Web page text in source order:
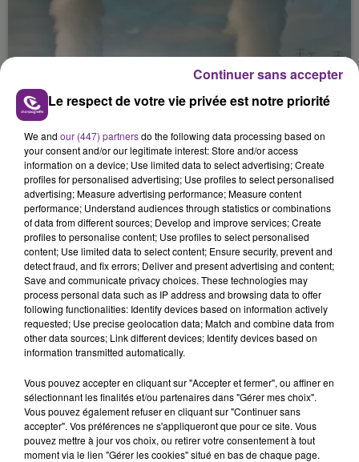
7 août 2026
LA CENTRALE NUCLÉAIRE DE CHOOZ
TOUJOURS À L'ARRÊT
Cela fait déjà une semaine que la centrale
nucléaire ardennaise est à l'arrêt. Une situation
justifiée par la sécheresse intense qui est toujours
présente.
7 août 2026
LE MAGASIN JOUÉCLUB DE REIMS FERME
SES PORTES
C'était l'une des institutions du centre-ville
rémois. Le magasin JouéClub est contraint de
fermer ses portes.
TITRES DIFFUSÉS
Le respect de votre vie privée est notre priorité
We and our (447) partnersdo the following data processing based on
your consent and/or our legitimate interest: Store and/or access
information on a device; Use limited data to select advertising; Create
profiles for personalised advertising; Use profiles to select personalised
advertising; Measure advertising performance; Measure content
performance; Understand audiences through statistics or combinations
of data from different sources; Develop and improve services; Create
profiles to personalise content; Use profiles to select personalised
content; Use limited data to select content; Ensure security, prevent and
detect fraud, and fix errors; Deliver and present advertising and content;
Save and communicate privacy choices. These technologies may
process personal data such as IP address and browsing data to offer
following functionalities: Identify devices based on information actively
requested; Use precise geolocation data; Match and combine data from
other data sources; Link different devices; Identify devices based on
information transmitted automatically.
Vous pouvez accepter en cliquant sur "Accepter et fermer", ou affiner en
sélectionnant les finalités et/ou partenaires dans "Gérer mes choix".
Vous pouvez également refuser en cliquant sur "Continuer sans
accepter". Vos préférences ne s'appliqueront que pour ce site. Vous
pouvez mettre à jour vos choix, ou retirer votre consentement à tout
moment via le lien "Gérer les cookies" situé en bas de chaque page.
Continuer sans accepter